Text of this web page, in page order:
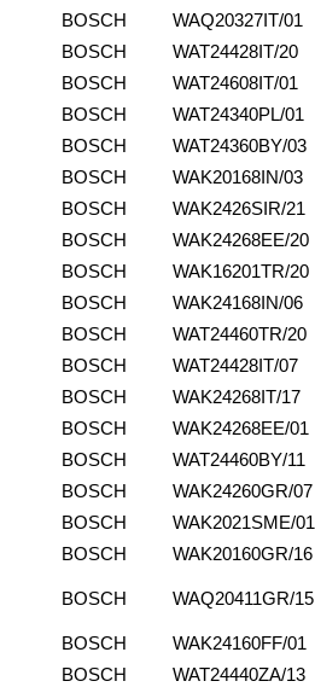
BOSCH
WAQ20327IT/01
BOSCH
WAT24428IT/20
BOSCH
WAT24608IT/01
BOSCH
WAT24340PL/01
BOSCH
WAT24360BY/03
BOSCH
WAK20168IN/03
BOSCH
WAK2426SIR/21
BOSCH
WAK24268EE/20
BOSCH
WAK16201TR/20
BOSCH
WAK24168IN/06
BOSCH
WAT24460TR/20
BOSCH
WAT24428IT/07
BOSCH
WAK24268IT/17
BOSCH
WAK24268EE/01
BOSCH
WAT24460BY/11
BOSCH
WAK24260GR/07
BOSCH
WAK2021SME/01
BOSCH
WAK20160GR/16
BOSCH WAQ20411GR/15
BOSCH
WAK24160FF/01
BOSCH
WAT24440ZA/13